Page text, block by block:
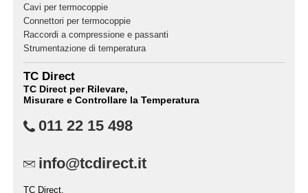
Cavi per termocoppie
Connettori per termocoppie
Raccordi a compressione e passanti
Strumentazione di temperatura
TC Direct
TC Direct per Rilevare,
Misurare e Controllare la Temperatura
011 22 15 498
info@tcdirect.it
TC Direct,